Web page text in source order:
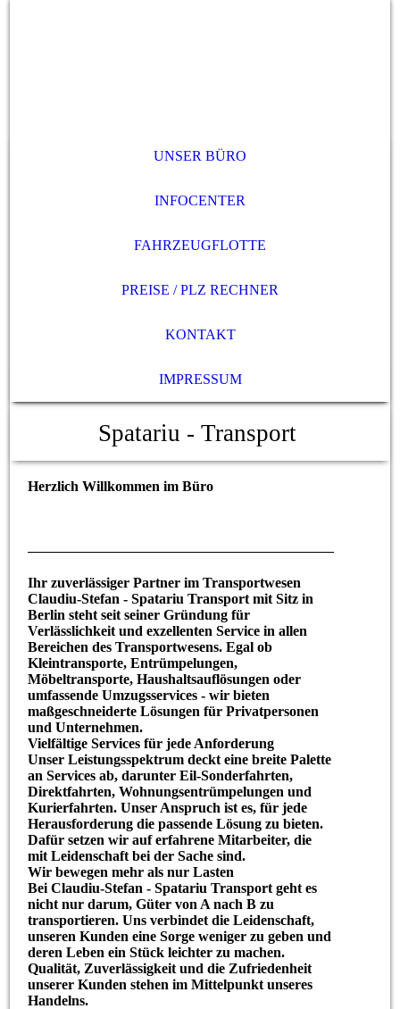
UNSER BÜRO
INFOCENTER
FAHRZEUGFLOTTE
PREISE / PLZ RECHNER
KONTAKT
IMPRESSUM
Spatariu - Transport
Herzlich Willkommen im Büro
Ihr zuverlässiger Partner im Transportwesen
Claudiu-Stefan - Spatariu Transport mit Sitz in
Berlin steht seit seiner Gründung für
Verlässlichkeit und exzellenten Service in allen
Bereichen des Transportwesens. Egal ob
Kleintransporte, Entrümpelungen,
Möbeltransporte, Haushaltsauflösungen oder
umfassende Umzugsservices - wir bieten
maßgeschneiderte Lösungen für Privatpersonen
und Unternehmen.
Vielfältige Services für jede Anforderung
Unser Leistungsspektrum deckt eine breite Palette
an Services ab, darunter Eil-Sonderfahrten,
Direktfahrten, Wohnungsentrümpelungen und
Kurierfahrten. Unser Anspruch ist es, für jede
Herausforderung die passende Lösung zu bieten.
Dafür setzen wir auf erfahrene Mitarbeiter, die
mit Leidenschaft bei der Sache sind.
Wir bewegen mehr als nur Lasten
Bei Claudiu-Stefan - Spatariu Transport geht es
nicht nur darum, Güter von A nach B zu
transportieren. Uns verbindet die Leidenschaft,
unseren Kunden eine Sorge weniger zu geben und
deren Leben ein Stück leichter zu machen.
Qualität, Zuverlässigkeit und die Zufriedenheit
unserer Kunden stehen im Mittelpunkt unseres
Handelns.